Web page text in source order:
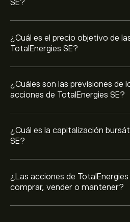
SE?
¿Cuál es el precio objetivo de
TotalEnergies SE?
¿Cuáles son las previsiones de
acciones de TotalEnergies SE?
¿Cuál es la capitalización
SE?
¿Las acciones de TotalEnergies
comprar, vender o mantener?